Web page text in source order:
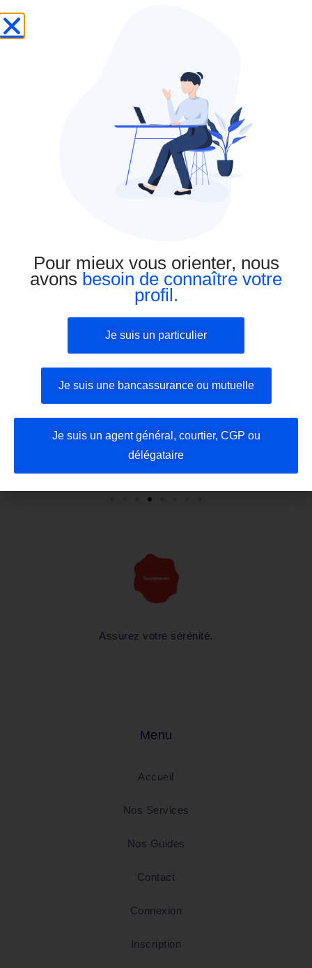
Pourquoi anticiper sa succession
Qui a créé Testamento ?
Ces partenaires utilisentdéjà
nos solutions
Assurez votre sérénité.
Menu
Accueil
Nos Services
Nos Guides
Contact
Connexion
Inscription
Pour mieux vous orienter, nous
avons besoin de connaître votre
profil.
Je suis un particulier
Je suis une bancassurance ou mutuelle
Je suis un agent général, courtier, CGP ou
délégataire